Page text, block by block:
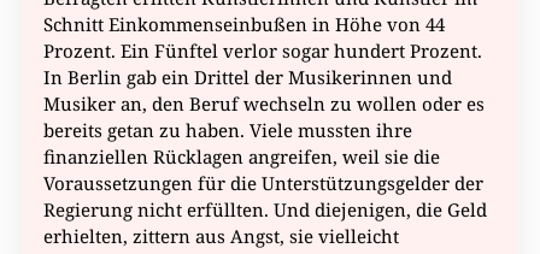
Schnitt Einkommenseinbußen in Höhe von 44
Prozent. Ein Fünftel verlor sogar hundert Prozent.
In Berlin gab ein Drittel der Musikerinnen und
Musiker an, den Beruf wechseln zu wollen oder es
bereits getan zu haben. Viele mussten ihre
finanziellen Rücklagen angreifen, weil sie die
Voraussetzungen für die Unterstützungsgelder der
Regierung nicht erfüllten. Und diejenigen, die Geld
erhielten, zittern aus Angst, sie vielleicht